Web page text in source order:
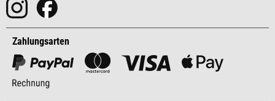
Zahlungsarten